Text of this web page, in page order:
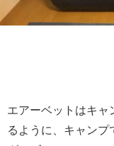
エアーベットはキャ
るように、キャンプ